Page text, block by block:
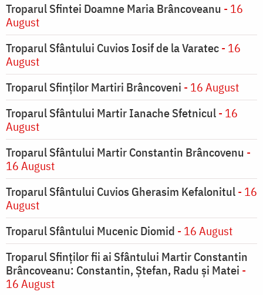
Troparul Sfintei Doamne Maria Brâncoveanu - 16
August
Troparul Sfântului Cuvios Iosif de la Varatec- 16
August
Troparul Sfinților Martiri Brâncoveni - 16 August
Troparul Sfântului Martir Ianache Sfetnicul- 16
August
Troparul Sfântului Martir Constantin Brâncovenu -
16 August
Troparul Sfântului Cuvios Gherasim Kefalonitul- 16
August
Troparul Sfântului Mucenic Diomid - 16 August
Troparul Sfinților fii ai Sfântului Martir Constantin
Brâncoveanu: Constantin, Ștefan, Radu și Matei -
16 August